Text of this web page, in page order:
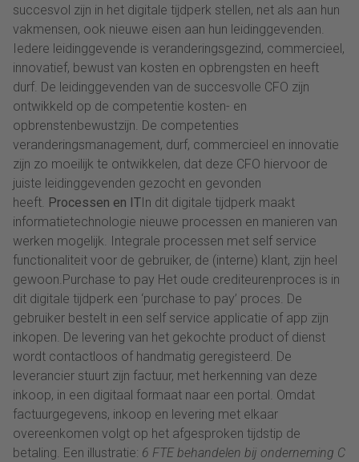
succesvol zijn in het digitale tijdperk stellen, net als aan hun
vakmensen, ook nieuwe eisen aan hun leidinggevenden.
Iedere leidinggevende is veranderingsgezind, commercieel,
innovatief, bewust van kosten en opbrengsten en heeft
durf. De leidinggevenden van de succesvolle CFO zijn
ontwikkeld op de competentie kosten- en
opbrenstenbewustzijn. De competenties
veranderingsmanagement, durf, commercieel en innovatie
zijn zo moeilijk te ontwikkelen, dat deze CFO hiervoor de
juiste leidinggevenden gezocht en gevonden
heeft. Processen en IT In dit digitale tijdperk maakt
informatietechnologie nieuwe processen en manieren van
werken mogelijk. Integrale processen met self service
functionaliteit voor de gebruiker, de (interne) klant, zijn heel
gewoon.Purchase to pay Het oude crediteurenproces is in
dit digitale tijdperk een ‘purchase to pay’ proces. De
gebruiker bestelt in een self service applicatie of app zijn
inkopen. De levering van het gekochte product of dienst
wordt contactloos of handmatig geregisteerd. De
leverancier stuurt zijn factuur, met herkenning van deze
inkoop, in een digitaal formaat naar een portal. Omdat
factuurgegevens, inkoop en levering met elkaar
overeenkomen volgt op het afgesproken tijdstip de
betaling. Een illustratie: 6 FTE behandelen bij onderneming C